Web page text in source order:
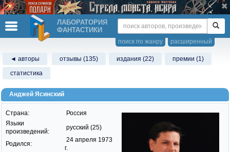
ЛАБОРАТОРИЯ
ФАНТАСТИКИ
расширенный
поиск по жанру
◄ авторы отзывы (135) издания (22)
премии (1)
статистика
Анджей Ясинский
Страна:
Россия
Языки
произведений:
русский (25)
Родился:
24 апреля 1973
г.